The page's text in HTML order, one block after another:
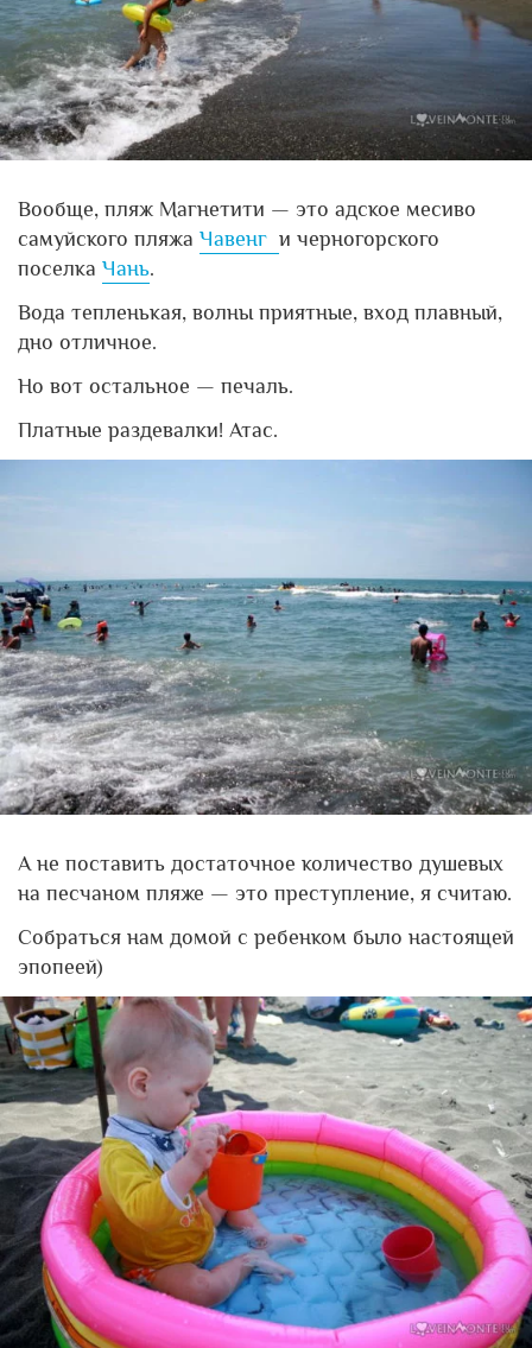
Вообще, пляж Магнетити — это адское месиво
самуйского пляжа Чавенг и черногорского
поселка Чань.
Вода тепленькая, волны приятные, вход плавный,
дно отличное.
Но вот остальное — печаль.
Платные раздевалки! Атас.
А не поставить достаточное количество душевых
на песчаном пляже — это преступление, я считаю.
Собраться нам домой с ребенком было настоящей
эпопеей)